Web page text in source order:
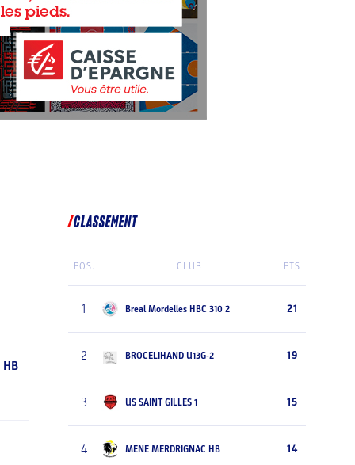
CLASSEMENT
POS. CLUB PTS
1 Breal Mordelles HBC 310 2 21
2 BROCELIHAND U13G-2 19
3 US SAINT GILLES 1 15
4 MENE MERDRIGNAC HB 14